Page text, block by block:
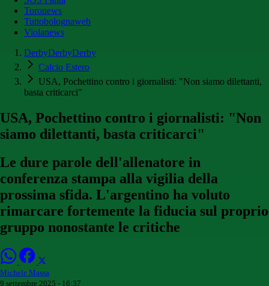
Toronews
Tuttobolognaweb
Violanews
DerbyDerbyDerby
Calcio Estero
USA, Pochettino contro i giornalisti: "Non siamo dilettanti,
basta criticarci"
USA, Pochettino contro i giornalisti: "Non
siamo dilettanti, basta criticarci"
Le dure parole dell'allenatore in
conferenza stampa alla vigilia della
prossima sfida. L'argentino ha voluto
rimarcare fortemente la fiducia sul proprio
gruppo nonostante le critiche
Michele Massa
9 settembre 2025 - 16:37